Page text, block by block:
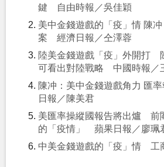
鍵 自由時報／吳佳穎
美中金錢遊戲的「疫」情 陳
案 經濟日報／仝澤蓉
陸美金錢遊戲「疫」外開打
可看出對陸戰略 中國時報／
陳冲：美中金錢遊戲角力 匯
日報／陳美君
美匯率操縱國報告將出爐 前
的「疫情」 蘋果日報／廖珮
中美金錢遊戲的「疫」情 工